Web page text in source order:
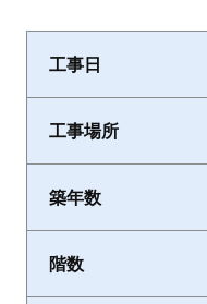
工事日
工事場所
築年数
階数